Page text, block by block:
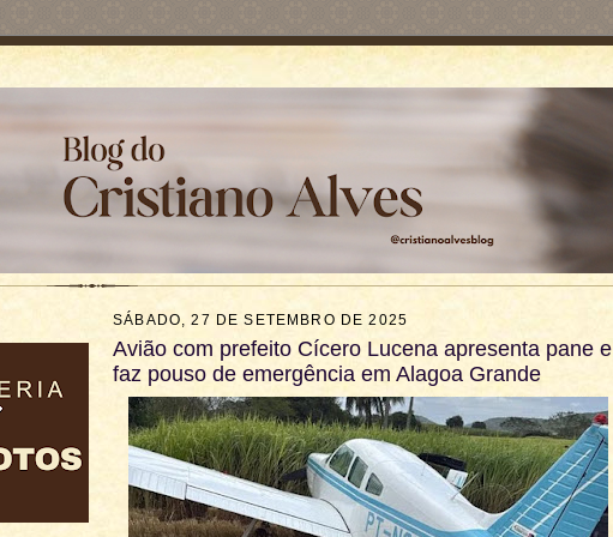
SÁBADO, 27 DE SETEMBRO DE 2025
Avião com prefeito Cícero Lucena apresenta pane e
faz pouso de emergência em Alagoa Grande